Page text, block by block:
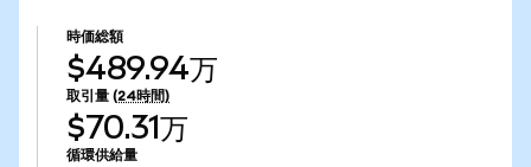
時価総額
$489.94万
取引量 (24時間)
$70.31万
循環供給量